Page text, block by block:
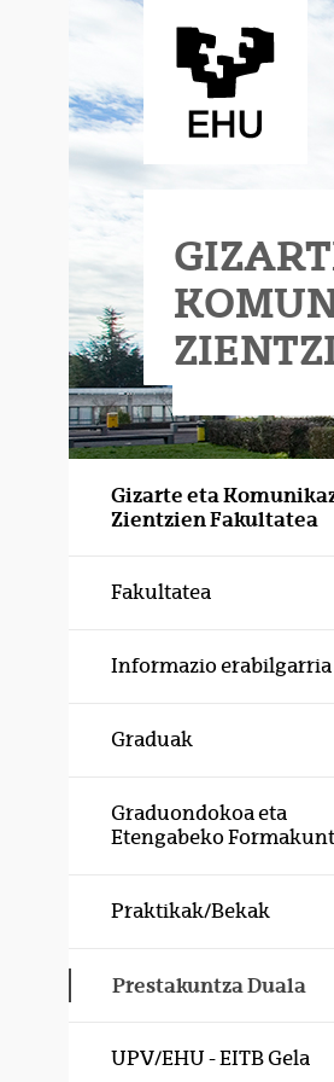
Gizarte eta
Zientzien Fakultatea
Fakultatea
Informazio erabilgarria
Graduak
Graduondokoa eta
Etengabeko
Praktikak/Bekak
Prestakuntza Duala
UPV/EHU - EITB Gela